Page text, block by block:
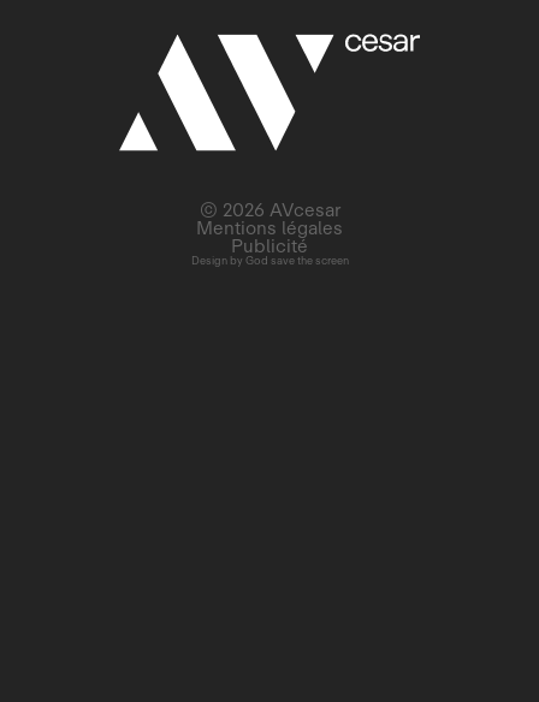
Design by God save the screen
© 2026 AVcesar
Mentions légales
Publicité